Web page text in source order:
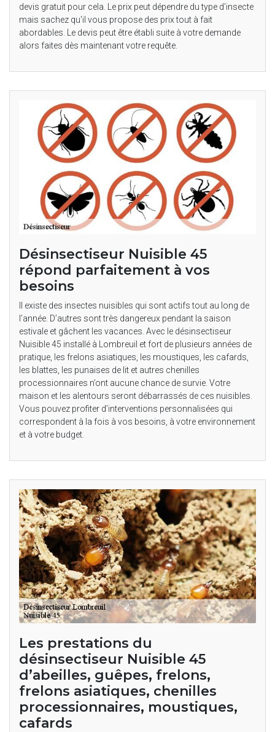
devis gratuit pour cela. Le prix peut dépendre du type d'insecte
mais sachez qu'il vous propose des prix tout à fait
abordables. Le devis peut être établi suite à votre demande
alors faites dès maintenant votre requête.
Désinsectiseur Nuisible 45
répond parfaitement à vos
besoins
Il existe des insectes nuisibles qui sont actifs tout au long de
l’année. D’autres sont très dangereux pendant la saison
estivale et gâchent les vacances. Avec le désinsectiseur
Nuisible 45 installé à Lombreuil et fort de plusieurs années de
pratique, les frelons asiatiques, les moustiques, les cafards,
les blattes, les punaises de lit et autres chenilles
processionnaires n’ont aucune chance de survie. Votre
maison et les alentours seront débarrassés de ces nuisibles.
Vous pouvez profiter d’interventions personnalisées qui
correspondent à la fois à vos besoins, à votre environnement
et à votre budget.
Les prestations du
désinsectiseur Nuisible 45
d’abeilles, guêpes, frelons,
frelons asiatiques, chenilles
processionnaires, moustiques,
cafards